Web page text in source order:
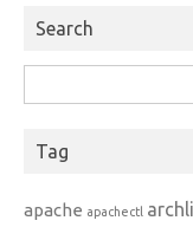
Search
per:
Tag
apache apachectl